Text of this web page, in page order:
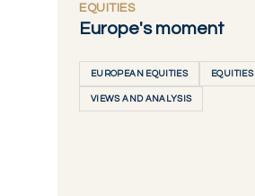
EQUITIES
Europe's moment
EUROPEAN EQUITIES EQUITIES
VIEWS AND ANALYSIS